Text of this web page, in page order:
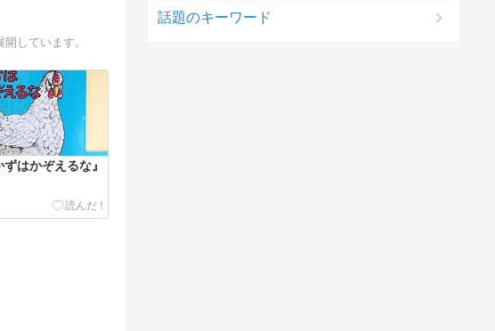
しています。
ずはかぞえるな』
話題のキーワード